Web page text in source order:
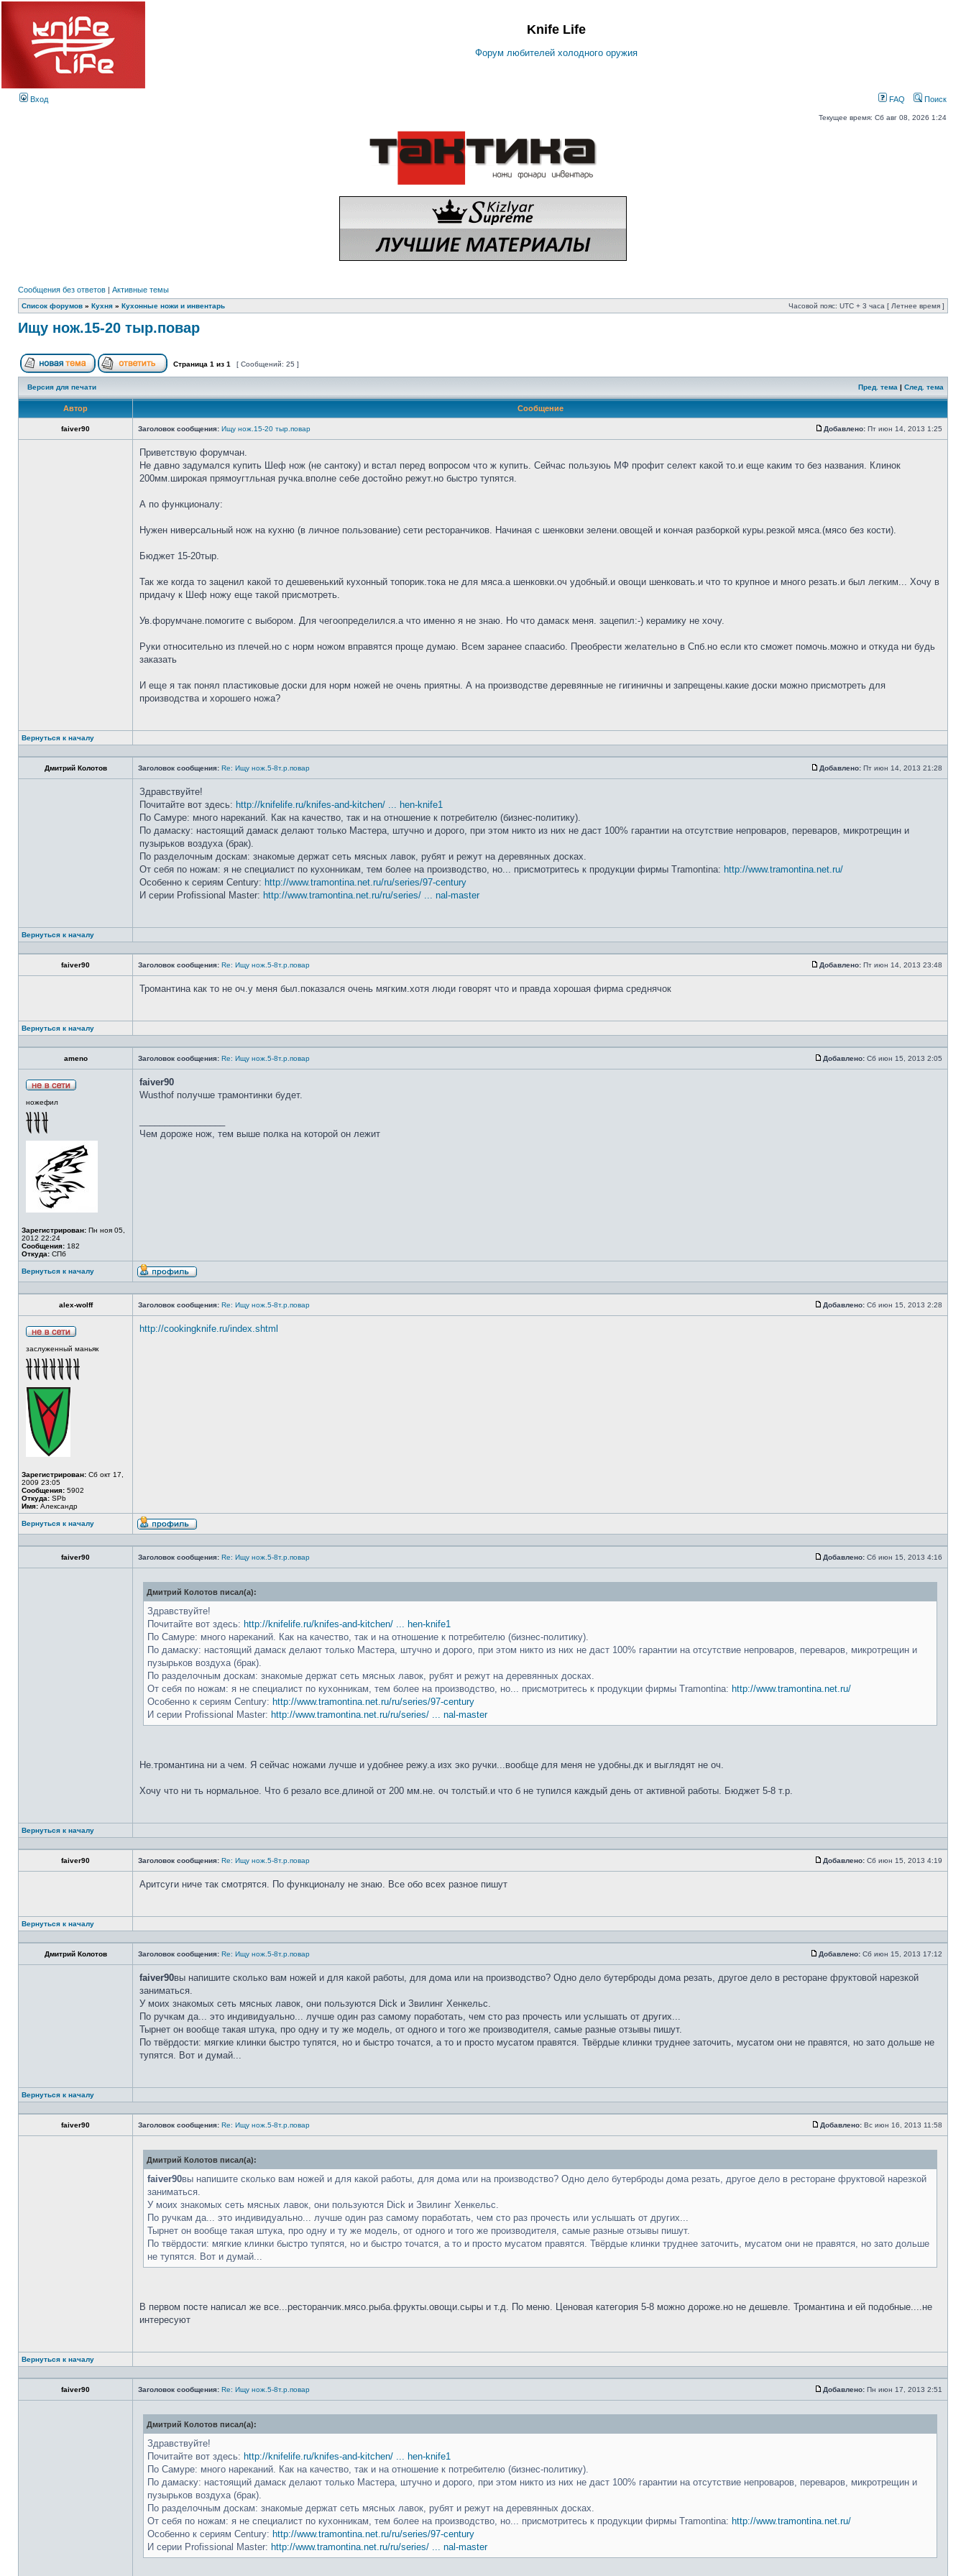
Knife Life
Форум любителей холодного оружия
Вход FAQ Поиск
Текущее время: Сб авг 08, 2026 1:24
Сообщения без ответов | Активные темы
Список форумов » Кухня » Кухонные ножи и инвентарь Часовой пояс: UTC + 3 часа [ Летнее время ]
Ищу нож.15-20 тыр.повар
Страница 1 из 1 [ Сообщений: 25 ]
Версия для печати Пред. тема | След. тема
Автор Сообщение
faiver90 Заголовок сообщения: Ищу нож.15-20 тыр.повар Добавлено: Пт июн 14, 2013 1:25
Приветствую форумчан.
Не давно задумался купить Шеф нож (не сантоку) и встал перед вопросом что ж купить. Сейчас пользуюь МФ профит селект какой то.и еще каким то без названия. Клинок
200мм.широкая прямоугтльная ручка.вполне себе достойно режут.но быстро тупятся.
А по функционалу:
Нужен ниверсальный нож на кухню (в личное пользование) сети ресторанчиков. Начиная с шенковки зелени.овощей и кончая разборкой куры.резкой мяса.(мясо без кости).
Бюджет 15-20тыр.
Так же когда то заценил какой то дешевенький кухонный топорик.тока не для мяса.а шенковки.оч удобный.и овощи шенковать.и что то крупное и много резать.и был легким... Хочу в
придачу к Шеф ножу еще такой присмотреть.
Ув.форумчане.помогите с выбором. Для чегоопределился.а что именно я не знаю. Но что дамаск меня. зацепил:-) керамику не хочу.
Руки относительно из плечей.но с норм ножом вправятся проще думаю. Всем заранее спаасибо. Преобрести желательно в Спб.но если кто сможет помочь.можно и откуда ни будь
заказать
И еще я так понял пластиковые доски для норм ножей не очень приятны. А на производстве деревянные не гигиничны и запрещены.какие доски можно присмотреть для
производства и хорошего ножа?
Вернуться к началу
Дмитрий Колотов Заголовок сообщения: Re: Ищу нож.5-8т.р.повар Добавлено: Пт июн 14, 2013 21:28
Здравствуйте!
Почитайте вот здесь: http://knifelife.ru/knifes-and-kitchen/ ... hen-knife1
По Самуре: много нареканий. Как на качество, так и на отношение к потребителю (бизнес-политику).
По дамаску: настоящий дамаск делают только Мастера, штучно и дорого, при этом никто из них не даст 100% гарантии на отсутствие непроваров, переваров, микротрещин и
пузырьков воздуха (брак).
По разделочным доскам: знакомые держат сеть мясных лавок, рубят и режут на деревянных досках.
От себя по ножам: я не специалист по кухонникам, тем более на производство, но... присмотритесь к продукции фирмы Tramontina: http://www.tramontina.net.ru/
Особенно к сериям Century: http://www.tramontina.net.ru/ru/series/97-century
И серии Profissional Master: http://www.tramontina.net.ru/ru/series/ ... nal-master
Вернуться к началу
faiver90 Заголовок сообщения: Re: Ищу нож.5-8т.р.повар Добавлено: Пт июн 14, 2013 23:48
Тромантина как то не оч.у меня был.показался очень мягким.хотя люди говорят что и правда хорошая фирма среднячок
Вернуться к началу
ameno Заголовок сообщения: Re: Ищу нож.5-8т.р.повар Добавлено: Сб июн 15, 2013 2:05
ножефил
Зарегистрирован: Пн ноя 05,
2012 22:24
Сообщения: 182
Откуда: СПб
faiver90
Wusthof получше трамонтинки будет.
Чем дороже нож, тем выше полка на которой он лежит
Вернуться к началу
alex-wolff Заголовок сообщения: Re: Ищу нож.5-8т.р.повар Добавлено: Сб июн 15, 2013 2:28
заслуженный маньяк
Зарегистрирован: Сб окт 17,
2009 23:05
Сообщения: 5902
Откуда: SPb
Имя: Александр
http://cookingknife.ru/index.shtml
Вернуться к началу
faiver90 Заголовок сообщения: Re: Ищу нож.5-8т.р.повар Добавлено: Сб июн 15, 2013 4:16
Дмитрий Колотов писал(а):
Здравствуйте!
Почитайте вот здесь: http://knifelife.ru/knifes-and-kitchen/ ... hen-knife1
По Самуре: много нареканий. Как на качество, так и на отношение к потребителю (бизнес-политику).
По дамаску: настоящий дамаск делают только Мастера, штучно и дорого, при этом никто из них не даст 100% гарантии на отсутствие непроваров, переваров, микротрещин и
пузырьков воздуха (брак).
По разделочным доскам: знакомые держат сеть мясных лавок, рубят и режут на деревянных досках.
От себя по ножам: я не специалист по кухонникам, тем более на производство, но... присмотритесь к продукции фирмы Tramontina: http://www.tramontina.net.ru/
Особенно к сериям Century: http://www.tramontina.net.ru/ru/series/97-century
И серии Profissional Master: http://www.tramontina.net.ru/ru/series/ ... nal-master
Не.тромантина ни а чем. Я сейчас ножами лучше и удобнее режу.а изх эко ручки...вообще для меня не удобны.дк и выглядят не оч.
Хочу что ни ть нормальное. Что б резало все.длиной от 200 мм.не. оч толстый.и что б не тупился каждый день от активной работы. Бюджет 5-8 т.р.
Вернуться к началу
faiver90 Заголовок сообщения: Re: Ищу нож.5-8т.р.повар Добавлено: Сб июн 15, 2013 4:19
Аритсуги ниче так смотрятся. По функционалу не знаю. Все обо всех разное пишут
Вернуться к началу
Дмитрий Колотов Заголовок сообщения: Re: Ищу нож.5-8т.р.повар Добавлено: Сб июн 15, 2013 17:12
faiver90вы напишите сколько вам ножей и для какой работы, для дома или на производство? Одно дело бутерброды дома резать, другое дело в ресторане фруктовой нарезкой
заниматься.
У моих знакомых сеть мясных лавок, они пользуются Dick и Звилинг Хенкельс.
По ручкам да... это индивидуально... лучше один раз самому поработать, чем сто раз прочесть или услышать от других...
Тырнет он вообще такая штука, про одну и ту же модель, от одного и того же производителя, самые разные отзывы пишут.
По твёрдости: мягкие клинки быстро тупятся, но и быстро точатся, а то и просто мусатом правятся. Твёрдые клинки труднее заточить, мусатом они не правятся, но зато дольше не
тупятся. Вот и думай...
Вернуться к началу
faiver90 Заголовок сообщения: Re: Ищу нож.5-8т.р.повар Добавлено: Вс июн 16, 2013 11:58
Дмитрий Колотов писал(а):
faiver90вы напишите сколько вам ножей и для какой работы, для дома или на производство? Одно дело бутерброды дома резать, другое дело в ресторане фруктовой нарезкой
заниматься.
У моих знакомых сеть мясных лавок, они пользуются Dick и Звилинг Хенкельс.
По ручкам да... это индивидуально... лучше один раз самому поработать, чем сто раз прочесть или услышать от других...
Тырнет он вообще такая штука, про одну и ту же модель, от одного и того же производителя, самые разные отзывы пишут.
По твёрдости: мягкие клинки быстро тупятся, но и быстро точатся, а то и просто мусатом правятся. Твёрдые клинки труднее заточить, мусатом они не правятся, но зато дольше
не тупятся. Вот и думай...
В первом посте написал же все...ресторанчик.мясо.рыба.фрукты.овощи.сыры и т.д. По меню. Ценовая категория 5-8 можно дороже.но не дешевле. Тромантина и ей подобные....не
интересуют
Вернуться к началу
faiver90 Заголовок сообщения: Re: Ищу нож.5-8т.р.повар Добавлено: Пн июн 17, 2013 2:51
Дмитрий Колотов писал(а):
Здравствуйте!
Почитайте вот здесь: http://knifelife.ru/knifes-and-kitchen/ ... hen-knife1
По Самуре: много нареканий. Как на качество, так и на отношение к потребителю (бизнес-политику).
По дамаску: настоящий дамаск делают только Мастера, штучно и дорого, при этом никто из них не даст 100% гарантии на отсутствие непроваров, переваров, микротрещин и
пузырьков воздуха (брак).
По разделочным доскам: знакомые держат сеть мясных лавок, рубят и режут на деревянных досках.
От себя по ножам: я не специалист по кухонникам, тем более на производство, но... присмотритесь к продукции фирмы Tramontina: http://www.tramontina.net.ru/
Особенно к сериям Century: http://www.tramontina.net.ru/ru/series/97-century
И серии Profissional Master: http://www.tramontina.net.ru/ru/series/ ... nal-master